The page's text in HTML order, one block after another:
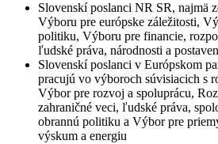
Slovenskí poslanci NR SR, najmä
Výboru pre európske záležitosti,
politiku, Výboru pre financie,
ľudské práva, národnosti a
Slovenskí poslanci v Európskom
pracujú vo výboroch súvisiacich s
Výbor pre rozvoj a spoluprácu,
zahraničné veci, ľudské práva,
obrannú politiku a Výbor pre
výskum a energiu